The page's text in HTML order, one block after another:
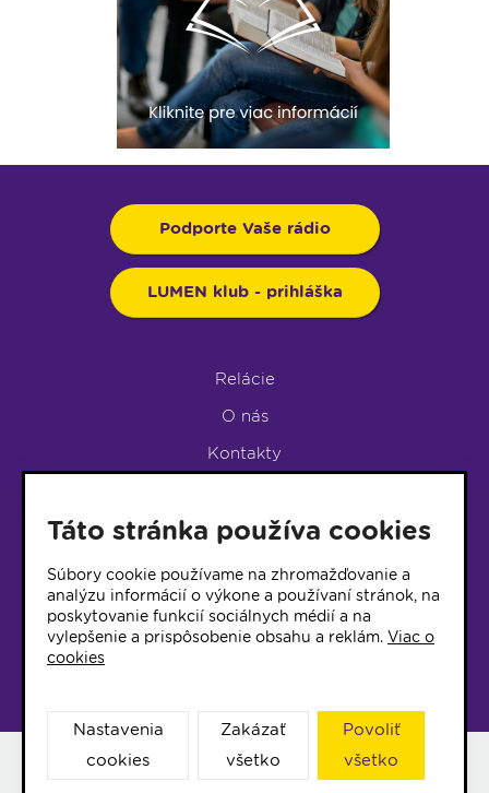
Podporte Vaše rádio
LUMEN klub - prihláška
Relácie
O nás
Kontakty
LUMEN KLUB
LUMEN KLUB PRIHLÁŠKA
© 2017 Rádio Lumen, Všetky práva vyhradené
Facebook
Táto stránka používa cookies
Súbory cookie používame na zhromažďovanie a
analýzu informácií o výkone a používaní stránok, na
poskytovanie funkcií sociálnych médií a na
vylepšenie a prispôsobenie obsahu a reklám. Viac o
cookies
Nastavenia
cookies
Zakázať
všetko
Povoliť
všetko